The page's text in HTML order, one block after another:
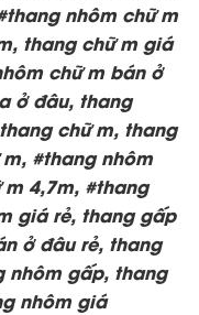
nhôm chữ m
thang chữ m giá
chữ m bán ở
ở đâu, thang
chữ m, thang
#thang nhôm
4,7m, #thang
giá rẻ, thang gấp
ở đâu rẻ, thang
nhôm gấp, thang
nhôm giá